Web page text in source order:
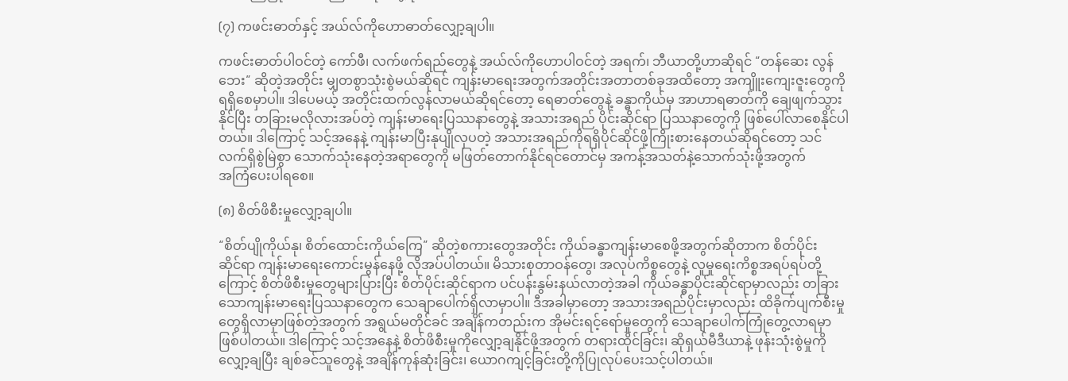
(၇) ကဖင်းဓာတ်နှင့် အယ်လ်ကိုဟောဓာတ်လျှော့ချပါ။
ကဖင်းဓာတ်ပါဝင်တဲ့ ကော်ဖီ၊ လက်ဖက်ရည်တွေနဲ့ အယ်လ်ကိုဟောပါဝင်တဲ့ အရက်၊ ဘီယာတို့ဟာဆိုရင် “တန်ဆေး လွန်
ဘေး” ဆိုတဲ့အတိုင်း မျှတစွာသုံးစွဲမယ်ဆိုရင် ကျန်းမာရေးအတွက်အတိုင်းအတာတစ်ခုအထိတော့ အကျိူးကျေးဇူးတွေကို
ရရှိစေမှာပါ။ ဒါပေမယ့် အတိုင်းထက်လွန်လာမယ်ဆိုရင်တော့ ရေဓာတ်တွေနဲ့ ခန္ဓာကိုယ်မှ အာဟာရဓာတ်ကို ချေဖျက်သွား
နိုင်ပြီး တခြားမလိုလားအပ်တဲ့ ကျန်းမာရေးပြဿနာတွေနဲ့ အသားအရည် ပိုင်းဆိုင်ရာ ပြဿနာတွေကို ဖြစ်ပေါ်လာစေနိုင်ပါ
တယ်။ ဒါကြောင့် သင့်အနေနဲ့ ကျန်းမာပြီးနုပျိုလှပတဲ့ အသားအရည်ကိုရရှိပိုင်ဆိုင်ဖို့ကြိုးစားနေတယ်ဆိုရင်တော့ သင်
လက်ရှိစွဲမြဲစွာ သောက်သုံးနေတဲ့အရာတွေကို မဖြတ်တောက်နိုင်ရင်တောင်မှ အကန့်အသတ်နဲ့သောက်သုံးဖို့အတွက်
အကြံပေးပါရစေ။
(၈) စိတ်ဖိစီးမှုလျှော့ချပါ။
“စိတ်ပျိုကိုယ်နု၊ စိတ်ထောင်းကိုယ်ကြေ” ဆိုတဲ့စကားတွေအတိုင်း ကိုယ်ခန္ဓာကျန်းမာစေဖို့အတွက်ဆိုတာက စိတ်ပိုင်း
ဆိုင်ရာ ကျန်းမာရေးကောင်းမွန်နေဖို့ လိုအပ်ပါတယ်။ မိသားစုတာဝန်တွေ၊ အလုပ်ကိစ္စတွေနဲ့ လူမှုရေးကိစ္စအရပ်ရပ်တို့
ကြောင့် စိတ်ဖိစီးမှုတွေများပြားပြီး စိတ်ပိုင်းဆိုင်ရာက ပင်ပန်းနွမ်းနယ်လာတဲ့အခါ ကိုယ်ခန္ဓာပိုင်းဆိုင်ရာမှာလည်း တခြား
သောကျန်းမာရေးပြဿနာတွေက သေချာပေါက်ရှိလာမှာပါ။ ဒီအခါမှာတော့ အသားအရည်ပိုင်းမှာလည်း ထိခိုက်ပျက်စီးမှု
တွေရှိလာမှာဖြစ်တဲ့အတွက် အရွယ်မတိုင်ခင် အချိန်ကတည်းက အိုမင်းရင့်ရော်မှုတွေကို သေချာပေါက်ကြုံတွေ့လာရမှာ
ဖြစ်ပါတယ်။ ဒါကြောင့် သင့်အနေနဲ့ စိတ်ဖိစီးမှုကိုလျှော့ချနိုင်ဖို့အတွက် တရားထိုင်ခြင်း၊ ဆိုရှယ်မီဒီယာနဲ့ ဖုန်းသုံးစွဲမှုကို
လျှော့ချပြီး ချစ်ခင်သူတွေနဲ့ အချိန်ကုန်ဆုံးခြင်း၊ ယောဂကျင့်ခြင်းတို့ကိုပြုလုပ်ပေးသင့်ပါတယ်။